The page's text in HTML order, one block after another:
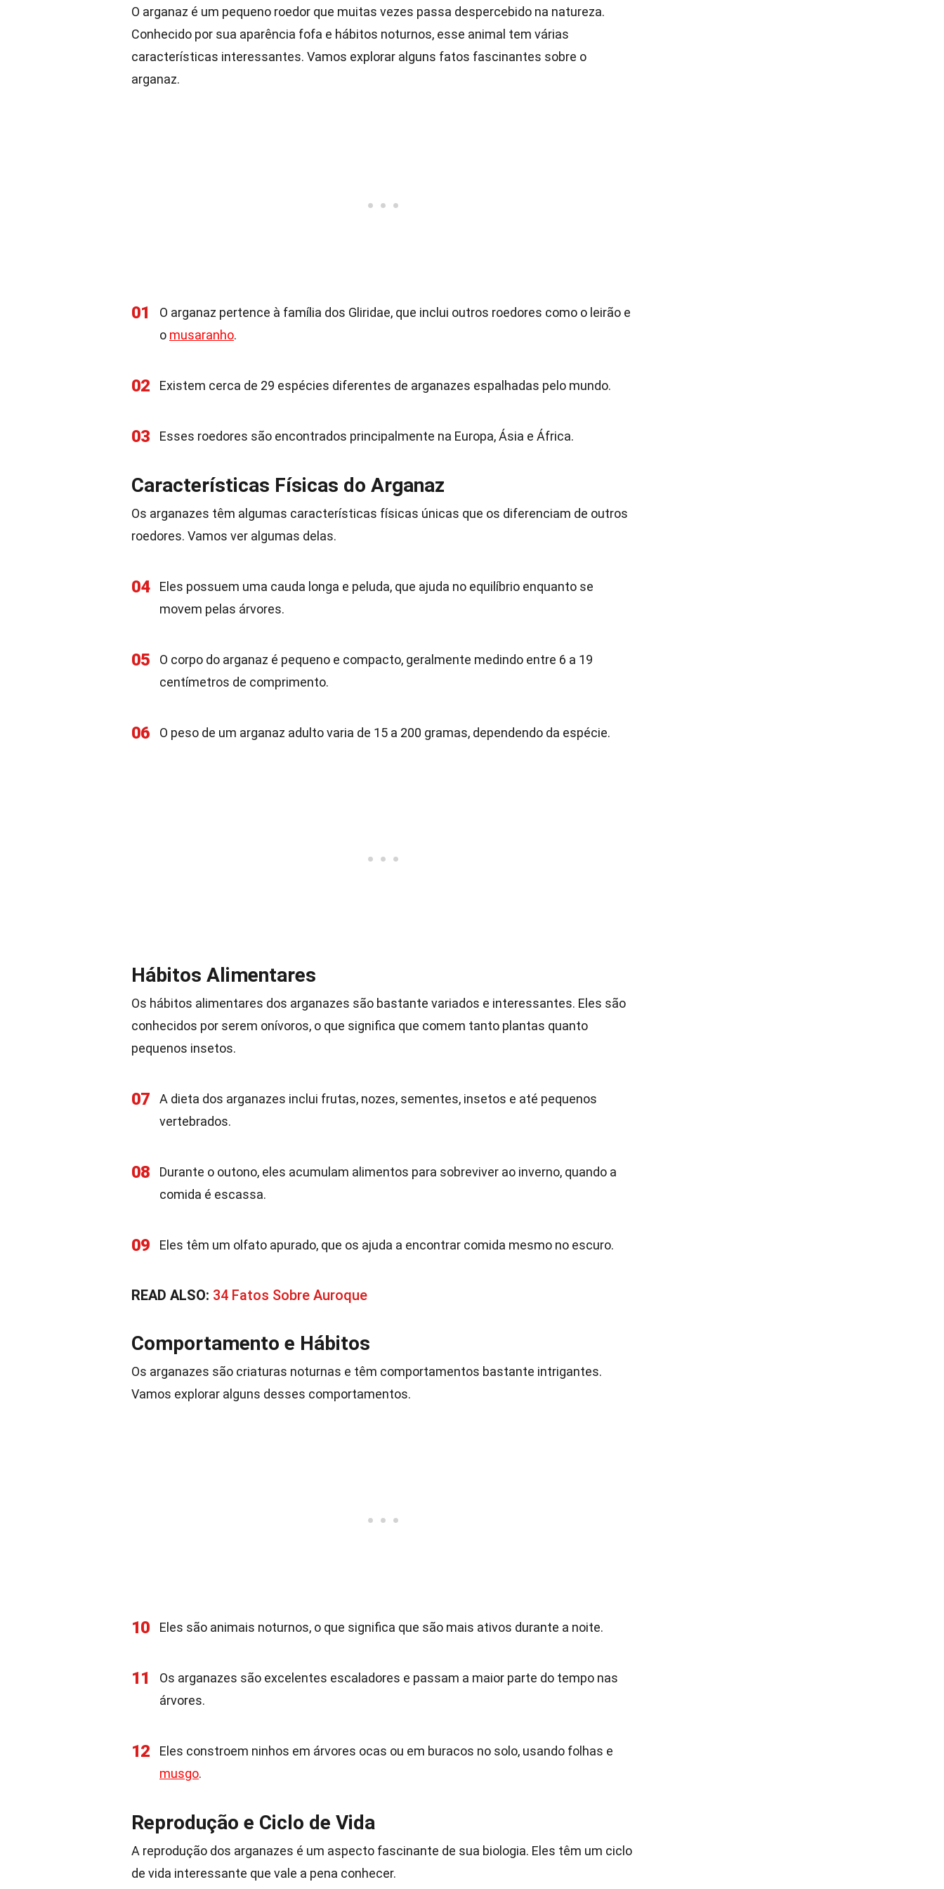
O arganaz é um pequeno roedor que muitas vezes passa despercebido na natureza.
Conhecido por sua aparência fofa e hábitos noturnos, esse animal tem várias
características interessantes. Vamos explorar alguns fatos fascinantes sobre o
arganaz.
01
O arganaz pertence à família dos Gliridae, que inclui outros roedores como o leirão e
o musaranho.
02 Existem cerca de 29 espécies diferentes de arganazes espalhadas pelo mundo.
03 Esses roedores são encontrados principalmente na Europa, Ásia e África.
Características Físicas do Arganaz
Os arganazes têm algumas características físicas únicas que os diferenciam de outros
roedores. Vamos ver algumas delas.
04
Eles possuem uma cauda longa e peluda, que ajuda no equilíbrio enquanto se
movem pelas árvores.
05
O corpo do arganaz é pequeno e compacto, geralmente medindo entre 6 a 19
centímetros de comprimento.
06 O peso de um arganaz adulto varia de 15 a 200 gramas, dependendo da espécie.
Hábitos Alimentares
Os hábitos alimentares dos arganazes são bastante variados e interessantes. Eles são
conhecidos por serem onívoros, o que significa que comem tanto plantas quanto
pequenos insetos.
07
A dieta dos arganazes inclui frutas, nozes, sementes, insetos e até pequenos
vertebrados.
08
Durante o outono, eles acumulam alimentos para sobreviver ao inverno, quando a
comida é escassa.
09 Eles têm um olfato apurado, que os ajuda a encontrar comida mesmo no escuro.
READ ALSO: 34 Fatos Sobre Auroque
Comportamento e Hábitos
Os arganazes são criaturas noturnas e têm comportamentos bastante intrigantes.
Vamos explorar alguns desses comportamentos.
10 Eles são animais noturnos, o que significa que são mais ativos durante a noite.
11
Os arganazes são excelentes escaladores e passam a maior parte do tempo nas
árvores.
12
Eles constroem ninhos em árvores ocas ou em buracos no solo, usando folhas e
musgo.
Reprodução e Ciclo de Vida
A reprodução dos arganazes é um aspecto fascinante de sua biologia. Eles têm um ciclo
de vida interessante que vale a pena conhecer.